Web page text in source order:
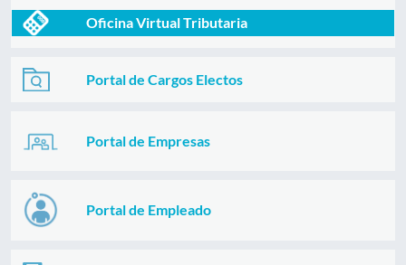
Oficina Virtual Tributaria
Portal de Cargos Electos
Portal de Empresas
Portal de Empleado